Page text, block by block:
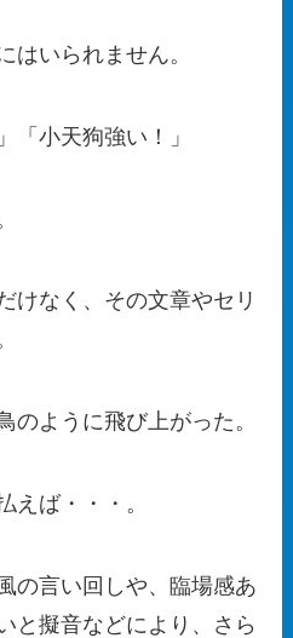
はいられません。
「小天狗強い！」
けなく、その文章やセリ
のように飛び上がった。
えば・・・。
の言い回しや、臨場感あ
と擬音などにより、さら